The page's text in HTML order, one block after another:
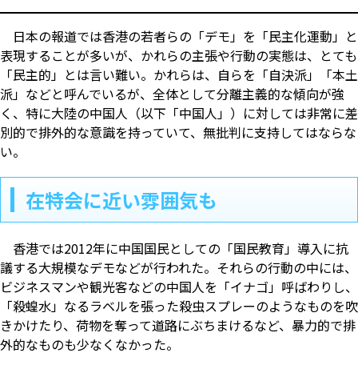
日本の報道では香港の若者らの「デモ」を「民主化運動」と
表現することが多いが、かれらの主張や行動の実態は、とても
「民主的」とは言い難い。かれらは、自らを「自決派」「本土
派」などと呼んでいるが、全体として分離主義的な傾向が強
く、特に大陸の中国人（以下「中国人」）に対しては非常に差
別的で排外的な意識を持っていて、無批判に支持してはならな
い。
在特会に近い雰囲気も
香港では2012年に中国国民としての「国民教育」導入に抗
議する大規模なデモなどが行われた。それらの行動の中には、
ビジネスマンや観光客などの中国人を「イナゴ」呼ばわりし、
「殺蝗水」なるラベルを張った殺虫スプレーのようなものを吹
きかけたり、荷物を奪って道路にぶちまけるなど、暴力的で排
外的なものも少なくなかった。